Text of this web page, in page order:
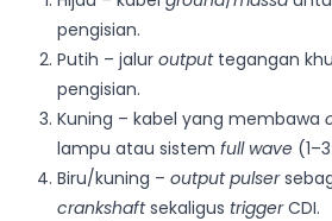
pengisian.
Putih – jalur outputtegangan
pengisian.
Kuning – kabel yang membawa
lampu atau sistem full wave (1–3
Biru/kuning – output pulser
crankshaftsekaligus triggerCDI.